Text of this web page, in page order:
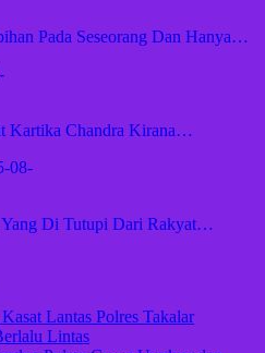
Pada Seseorang Dan Hanya…
Kartika Chandra Kirana…
Yang Di Tutupi Dari Rakyat…
Lantas Polres Takalar
Lintas